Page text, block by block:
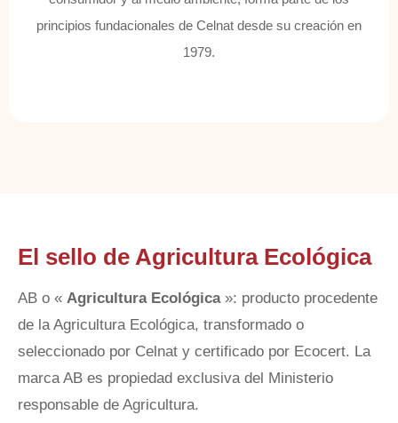
principios fundacionales de Celnat desde su creación en
1979.
El sello de Agricultura Ecológica
AB o « Agricultura Ecológica»: producto procedente
de la Agricultura Ecológica, transformado o
seleccionado por Celnat y certificado por Ecocert. La
marca AB es propiedad exclusiva del Ministerio
responsable de Agricultura.